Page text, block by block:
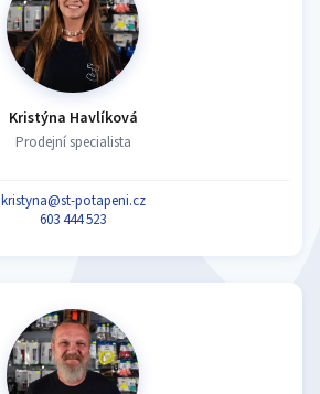
Kristýna Havlíková
Prodejní specialista
kristyna@st-potapeni.cz
603 444 523